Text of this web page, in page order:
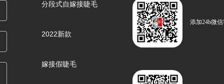
分段式自嫁接睫毛
2022新款
嫁接假睫毛
添加24h微